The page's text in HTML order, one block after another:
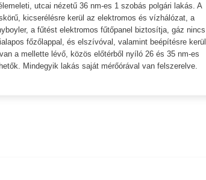
utcai nézetű 36 nm-es 1 szobás polgári lakás. A
kicserélésre kerül az elektromos és vízhálózat, a
a fűtést elektromos fűtőpanel biztosítja, gáz nincs
főzőlappal, és elszívóval, valamint beépítésre kerül
a mellette lévő, közös előtérből nyíló 26 és 35 nm-es
Mindegyik lakás saját mérőórával van felszerelve.